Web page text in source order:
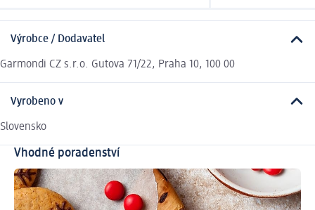
Výrobce / Dodavatel
Garmondi CZ s.r.o. Gutova 71/22, Praha 10, 100 00
Vyrobeno v
Slovensko
Vhodné poradenství